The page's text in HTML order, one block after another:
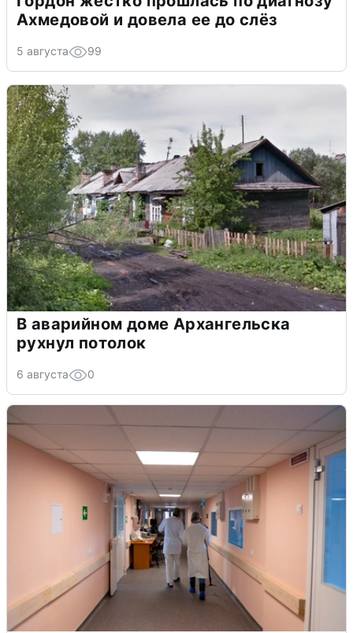
Ахмедовой и довела ее до слёз
5 августа 99
В аварийном доме Архангельска
рухнул потолок
6 августа 0